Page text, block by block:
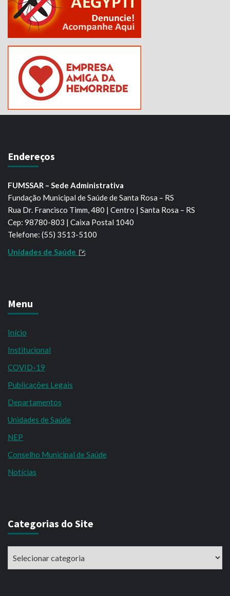
Endereços
FUMSSAR – Sede Administrativa
Fundação Municipal de Saúde de Santa Rosa – RS
Rua Dr. Francisco Timm, 480 | Centro | Santa Rosa – RS
Cep: 98780-803 | Caixa Postal 1040
Telefone: (55) 3513-5100
Unidades de Saúde
Menu
Início
Institucional
COVID-19
Publicações Legais
Departamentos
Unidades de Saúde
NEP
Conselho Municipal de Saúde
Notícias
Categorias do Site